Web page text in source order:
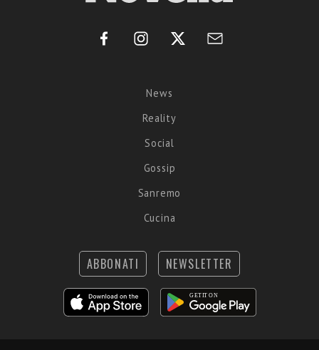
News
Reality
Social
Gossip
Sanremo
Cucina
ABBONATI NEWSLETTER